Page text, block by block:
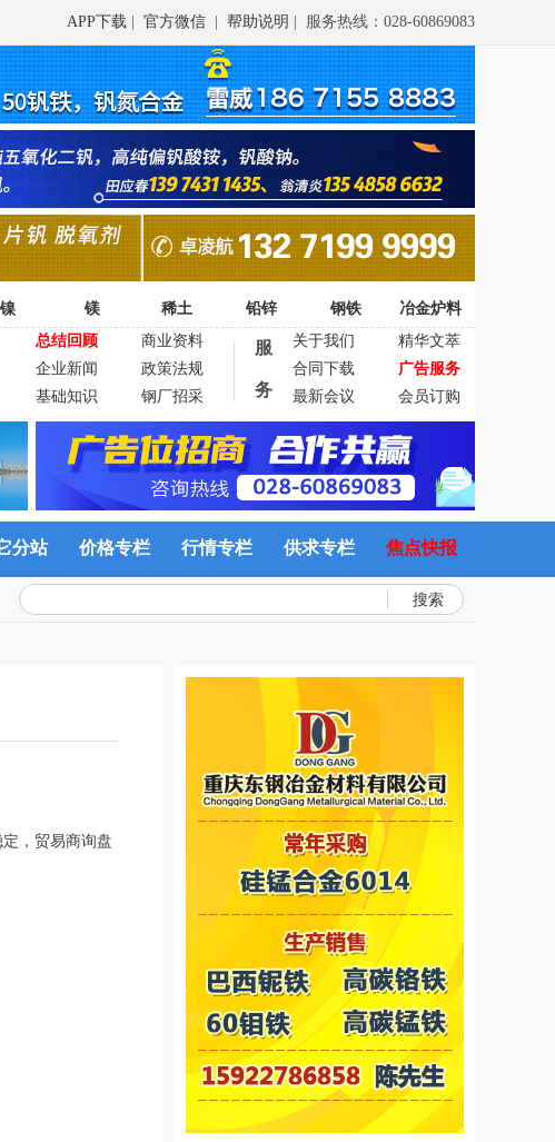
APP下载 官方微信 帮助说明 | 服务热线：028-60869083
镍 镁 稀土 铅锌 钢铁 冶金炉料
总结回顾
商业资料
企业新闻
政策法规
基础知识 钢厂招采
服
务
关于我们
精华文萃
合同下载
广告服务
最新会议
会员订购
分站 价格专栏 行情专栏 供求专栏 焦点快报
搜索
，贸易商询盘